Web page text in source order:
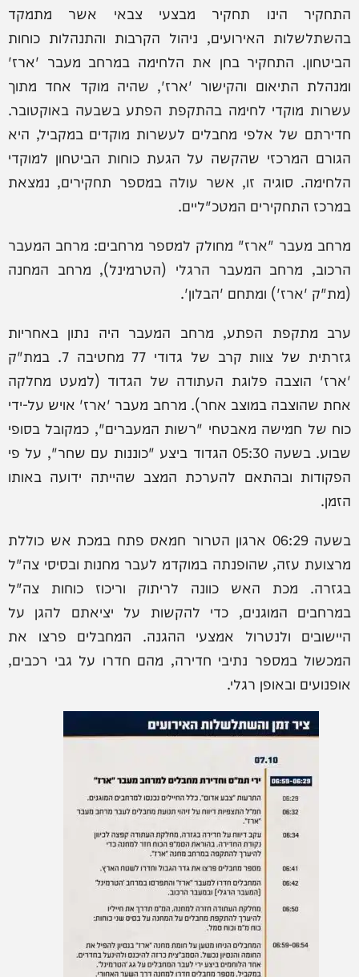
התחקיר הינו תחקיר מבצעי צבאי אשר מתמקד
בהשתלשלות האירועים, ניהול הקרבות והתנהלות כוחות
הביטחון. התחקיר בחן את הלחימה במרחב מעבר 'ארז'
ומנהלת התיאום והקישור 'ארז', שהיה מוקד אחד מתוך
עשרות מוקדי לחימה בהתקפת הפתע בשבעה באוקטובר.
חדירתם של אלפי מחבלים לעשרות מוקדים במקביל, היא
הגורם המרכזי שהקשה על הגעת כוחות הביטחון למוקדי
הלחימה. סוגיה זו, אשר עולה במספר תחקירים, נמצאת
במרכז התחקירים המטכ"ליים.
מרחב מעבר "ארז" מחולק למספר מרחבים: מרחב המעבר
הרכוב, מרחב המעבר הרגלי (הטרמינל), מרחב המחנה
(מת"ק 'ארז') ומתחם 'הבלון'.
ערב מתקפת הפתע, מרחב המעבר היה נתון באחריות
גזרתית של צוות קרב של גדודי 77 מחטיבה 7. במת"ק
'ארז' הוצבה פלוגת העתודה של הגדוד (למעט מחלקה
אחת שהוצבה במוצב אחר). מרחב מעבר 'ארז' אויש על-ידי
כוח של חמישה מאבטחי "רשות המעברים", כמקובל בסופי
שבוע. בשעה 05:30 הגדוד ביצע "כוננות עם שחר", על פי
הפקודות ובהתאם להערכת המצב שהייתה ידועה באותו
הזמן.
בשעה 06:29 ארגון הטרור חמאס פתח במכת אש כוללת
מרצועת עזה, שהופנתה במוקדמ לעבר מחנות ובסיסי צה"ל
בגזרה. מכת האש כוונה לריתוק וריכוז כוחות צה"ל
במרחבים המוגנים, כדי להקשות על יציאתם להגן על
היישובים ולנטרול אמצעי ההגנה. המחבלים פרצו את
המכשול במספר נתיבי חדירה, מהם חדרו על גבי רכבים,
אופנועים ובאופן רגלי.